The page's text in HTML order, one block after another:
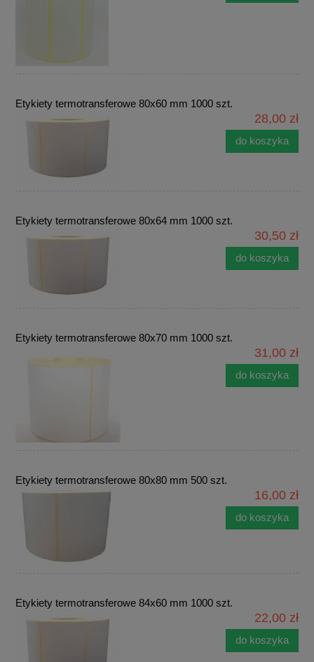
Etykiety termotransferowe 80x60 mm 1000 szt.
28,00 zł
do koszyka
Etykiety termotransferowe 80x64 mm 1000 szt.
30,50 zł
do koszyka
Etykiety termotransferowe 80x70 mm 1000 szt.
31,00 zł
do koszyka
Etykiety termotransferowe 80x80 mm 500 szt.
16,00 zł
do koszyka
Etykiety termotransferowe 84x60 mm 1000 szt.
22,00 zł
do koszyka